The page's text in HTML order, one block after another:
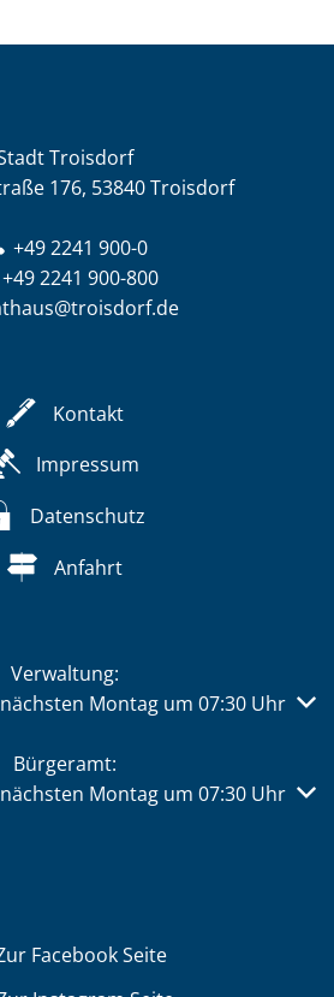
Troisdorf
176, 53840 Troisdorf
+49 2241 900-0
+49 2241 900-800
Kontakt
Impressum
Datenschutz
Anfahrt
Verwaltung:
oder Schließzeiten
Montag um 07:30 Uhr
Bürgeramt:
oder Schließzeiten
Montag um 07:30 Uhr
Facebook Seite